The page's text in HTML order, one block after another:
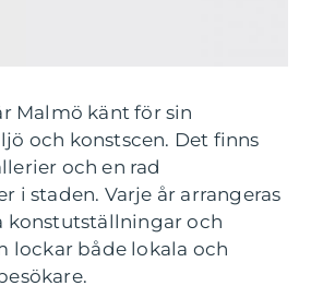
Malmö känt för sin
och konstscen. Det finns
och en rad
i staden. Varje år arrangeras
konstutställningar och
lockar både lokala och